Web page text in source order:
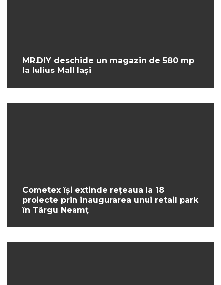
MR.DIY deschide un magazin de 580 mp
la Iulius Mall Iași
Cometex își extinde rețeaua la 18
proiecte prin inaugurarea unui retail park
în Târgu Neamț